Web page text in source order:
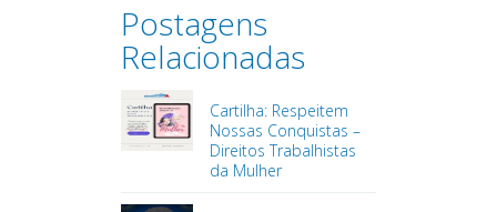
Postagens
Relacionadas
Cartilha: Respeitem
Nossas Conquistas –
Direitos Trabalhistas
da Mulher